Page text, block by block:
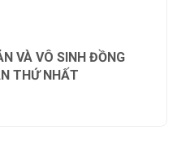
VÀ VÔ SINH ĐỒNG
THỨ NHẤT